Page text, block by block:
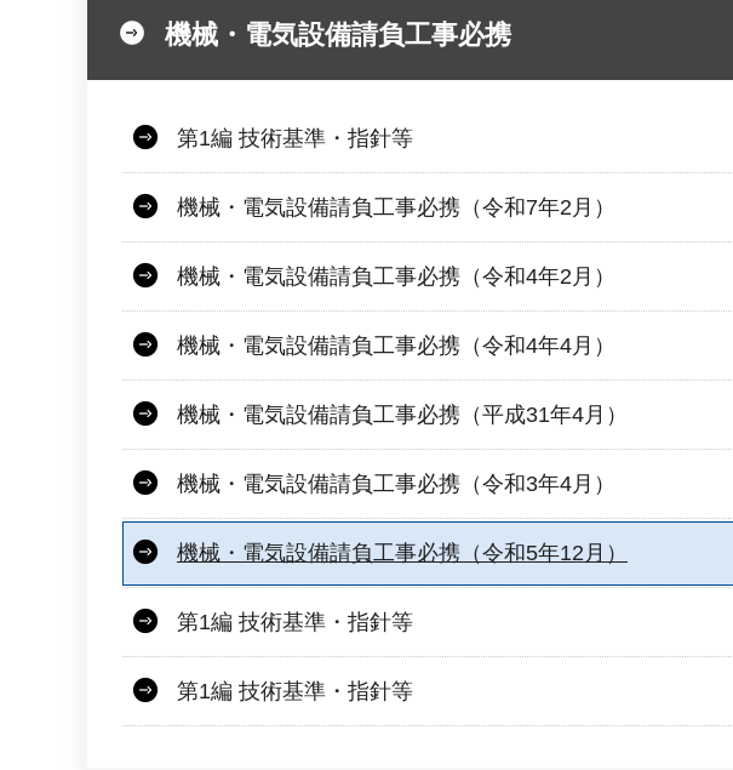
機械・電気設備請負工事必携
第1編 技術基準・指針等
機械・電気設備請負工事必携（令和7年2月）
機械・電気設備請負工事必携（令和4年2月）
機械・電気設備請負工事必携（令和4年4月）
機械・電気設備請負工事必携（平成31年4月）
機械・電気設備請負工事必携（令和3年4月）
機械・電気設備請負工事必携（令和5年12月）
第1編 技術基準・指針等
第1編 技術基準・指針等